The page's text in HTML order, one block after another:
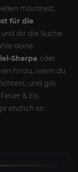
möchtest,
für die
und dir die Suche
deine
Sherpa oder
hinzu, wenn du
und gib
& Eis
endlich so